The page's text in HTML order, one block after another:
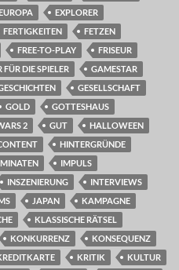
EXPLORER
FERTIGKEITEN
FETZEN
FREE-TO-PLAY
FRISEUR
FÜR DIE SPIELER
GAMESTAR
GESELLSCHAFT
GOLD
GOTTESHAUS
2 GUT
HALLOWEEN
HINTERGRÜNDE
IMPULS
INSZENIERUNG
INTERVIEWS
JAPAN
KAMPAGNE
KLASSISCHE RÄTSEL
KONKURRENZ
KONSEQUENZ
KRITIK
KULTUR